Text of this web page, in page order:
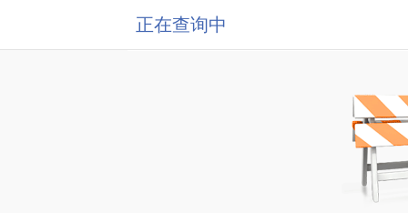
正在查询中